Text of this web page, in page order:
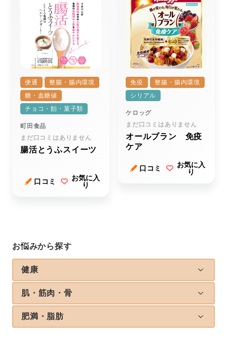
お悩みから探す
健康
肌・筋肉・骨
肥満・脂肪
便通
整腸・腸内環境
糖・血糖値
チョコ・飴・菓子類
町田食品
まだ口コミはありません
腸活とうふスイーツ
口コミ
お気に入
り
免疫
整腸・腸内環境
シリアル
ケロッグ
まだ口コミはありません
オールブラン 免疫
ケア
口コミ
お気に入
り